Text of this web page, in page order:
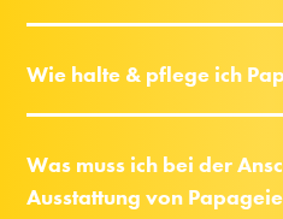
Wie halte & pflege ich
Was muss ich bei der
Ausstattung von